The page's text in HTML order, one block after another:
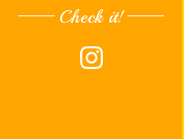
Check it!